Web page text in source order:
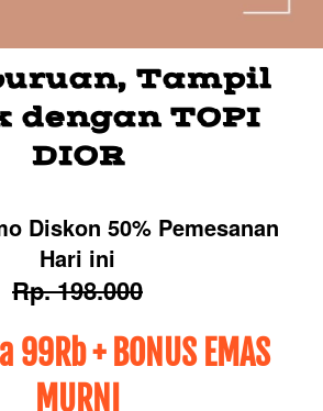
Tampil
dengan TOPI
DIOR
Diskon 50% Pemesanan
Hari ini
Rp. 198.000
99Rb + BONUS EMAS
MURNI